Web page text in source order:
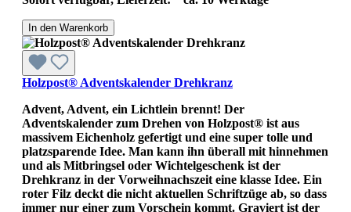
In den Warenkorb
Holzpost® Adventskalender Drehkranz
Advent, Advent, ein Lichtlein brennt! Der
Adventskalender zum Drehen von Holzpost® ist aus
massivem Eichenholz gefertigt und eine super tolle und
platzsparende Idee. Man kann ihn überall mit hinnehmen
und als Mitbringsel oder Wichtelgeschenk ist der
Drehkranz in der Vorweihnachszeit eine klasse Idee. Ein
roter Filz deckt die nicht aktuellen Schriftzüge ab, so dass
immer nur einer zum Vorschein kommt. Graviert ist der